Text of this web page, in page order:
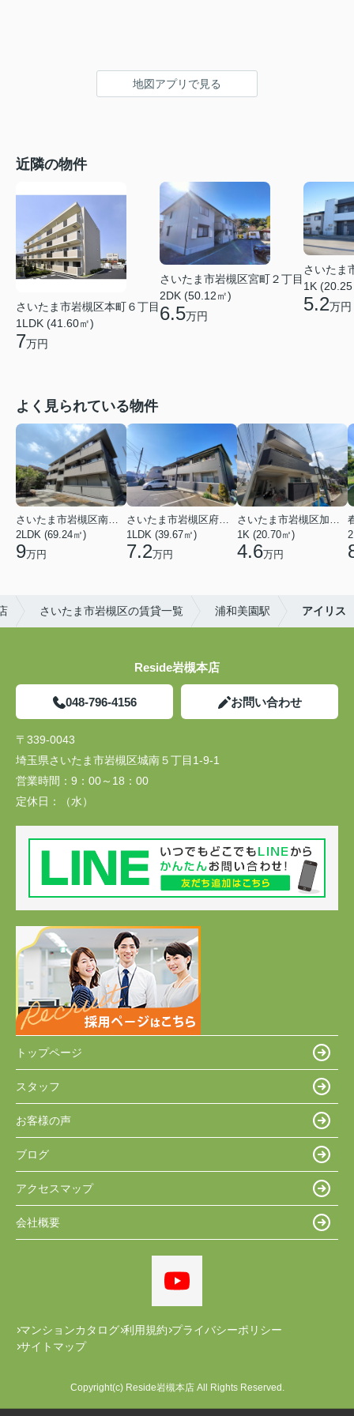
地図アプリで見る
近隣の物件
さいたま市岩槻区本町６丁目
1LDK (41.60㎡)
7万円
さいたま市岩槻区宮町２丁目
2DK (50.12㎡)
6.5万円
さいたま
1K
5.2万円
よく見られている物件
さいたま市岩槻区南平野４丁目
2LDK (69.24㎡)
9万円
さいたま市岩槻区府内１丁目
1LDK (39.67㎡)
7.2万円
さいたま市岩槻区加倉１丁目
1K (20.70㎡)
4.6万円
さいたま市岩槻区の賃貸一覧 浦和美園駅 アイリス
Reside岩槻本店
048-796-4156 お問い合わせ
〒339-0043
埼玉県さいたま市岩槻区城南５丁目1-9-1
営業時間： 9：00～18：00
定休日：
（水）
トップページ
スタッフ
お客様の声
ブログ
アクセスマップ
会社概要
マンションカタログ 利用規約 プライバシーポリシー
サイトマップ
Copyright(c) Reside岩槻本店 All Rights Reserved.